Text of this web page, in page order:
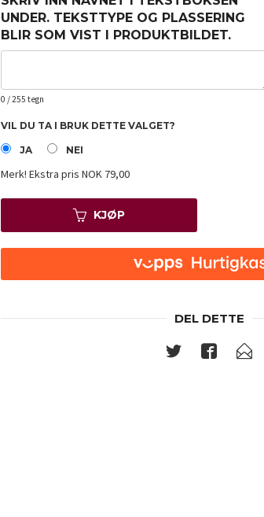
UNDER. TEKSTTYPE OG PLASSERING
BLIR SOM VIST I PRODUKTBILDET.
0 / 255 tegn
VIL DU TA I BRUK DETTE VALGET?
JA NEI
Merk! Ekstra pris NOK 79,00
KJØP
DEL DETTE